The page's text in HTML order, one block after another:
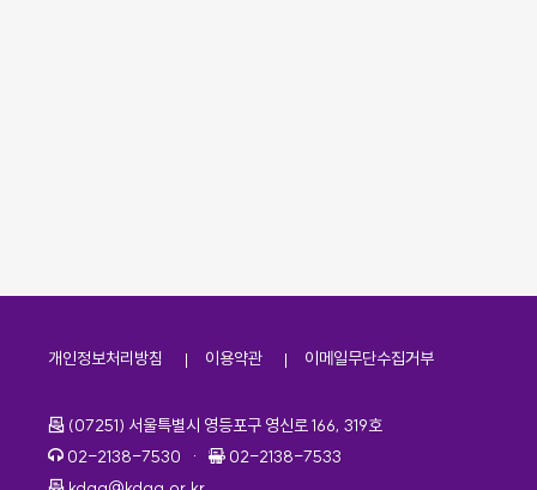
개인정보처리방침 이용약관 이메일무단수집거부
주소
(07251) 서울특별시 영등포구 영신로 166, 319호
전화번호
02-2138-7530 · 팩스번호
02-2138-7533